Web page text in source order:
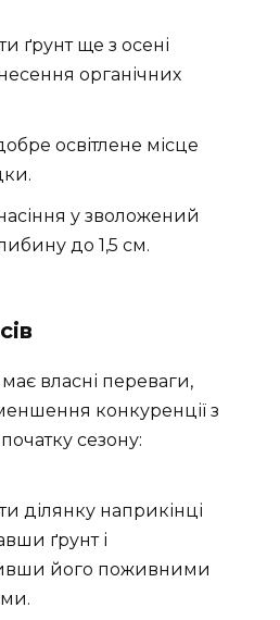
ґрунт ще з осені
органічних
освітлене місце
у зволожений
до 1,5 см.
має власні переваги,
конкуренції з
сезону:
ділянку наприкінці
ґрунт і
його поживними